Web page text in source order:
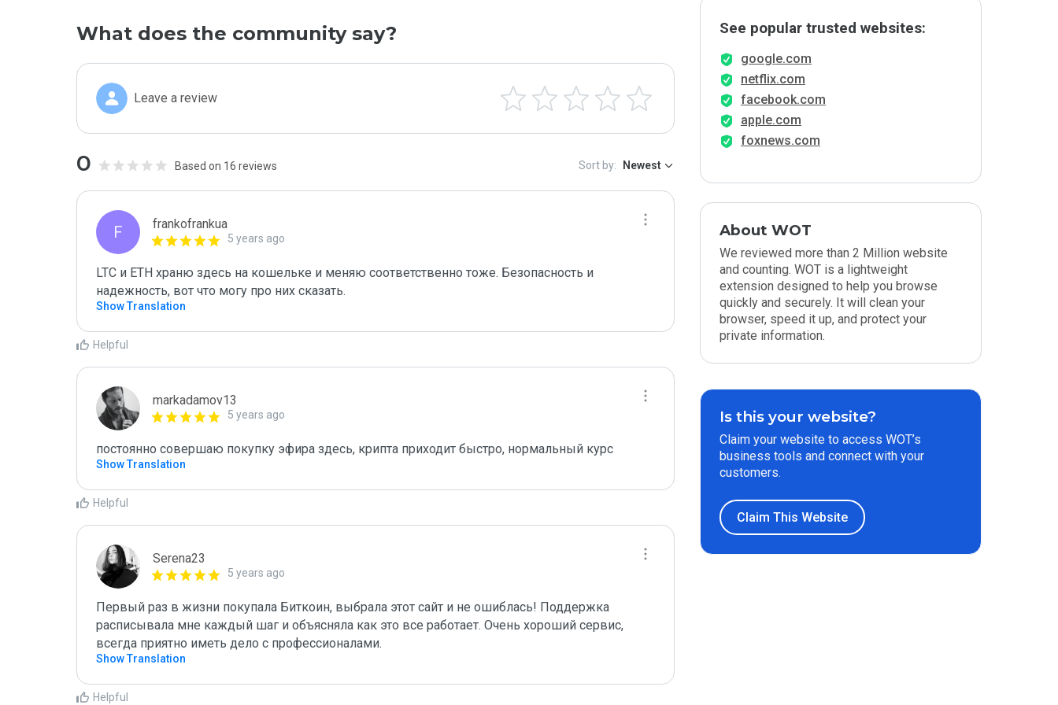
What does the community say?
Leave a review
0 Based on 16 reviews Sort by: Newest
F frankofrankua
5 years ago
LTC и ETH храню здесь на кошельке и меняю соответственно тоже. Безопасность и
надежность, вот что могу про них сказать.
Show Translation
Helpful
markadamov13
5 years ago
постоянно совершаю покупку эфира здесь, крипта приходит быстро, нормальный курс
Show Translation
Helpful
Serena23
5 years ago
Первый раз в жизни покупала Биткоин, выбрала этот сайт и не ошиблась! Поддержка
расписывала мне каждый шаг и объясняла как это все работает. Очень хороший сервис,
всегда приятно иметь дело с профессионалами.
Show Translation
Helpful
See popular trusted websites:
google.com
netflix.com
facebook.com
apple.com
foxnews.com
About WOT
We reviewed more than 2 Million website
and counting. WOT is a lightweight
extension designed to help you browse
quickly and securely. It will clean your
browser, speed it up, and protect your
private information.
Is this your website?
Claim your website to access WOT’s
business tools and connect with your
customers.
Claim This Website